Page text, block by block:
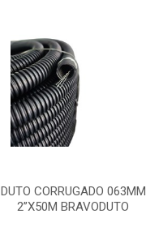
DUTO CORRUGADO 063MM
2”X50M BRAVODUTO